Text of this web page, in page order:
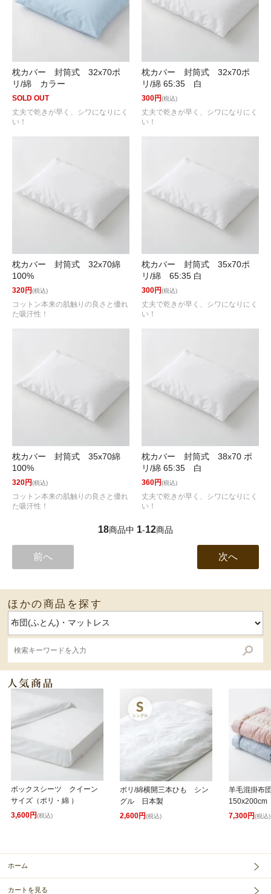
枕カバー 封筒式 32x70ポ
リ/綿 カラー
SOLD OUT
丈夫で乾きが早く、シワになりにく
い！
枕カバー 封筒式 32x70ポ
リ/綿 65:35 白
300円(税込)
丈夫で乾きが早く、シワになりにく
い！
枕カバー 封筒式 32x70綿
100%
320円(税込)
コットン本来の肌触りの良さと優れ
た吸汗性！
枕カバー 封筒式 35x70ポ
リ/綿 65:35 白
300円(税込)
丈夫で乾きが早く、シワになりにく
い！
枕カバー 封筒式 35x70綿
100%
320円(税込)
コットン本来の肌触りの良さと優れ
た吸汗性！
枕カバー 封筒式 38x70 ポ
リ/綿 65:35 白
360円(税込)
丈夫で乾きが早く、シワになりにく
い！
18商品中 1-12商品
前へ 次へ
ほかの商品を探す
ボックスシーツ クイーン
サイズ（ポリ・綿 ）
3,600円(税込)
ポリ/綿横開三本ひも シン
グル 日本製
2,600円(税込)
羊毛混掛布
150x200cm
7,300円(税込)
ホーム
カートを見る